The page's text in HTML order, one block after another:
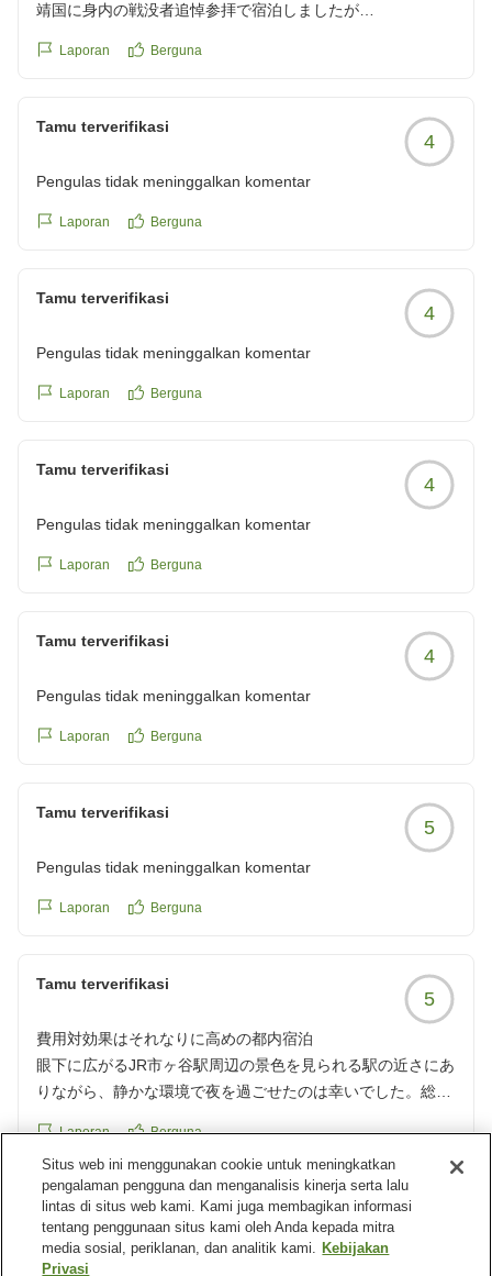
靖国に身内の戦没者追悼参拝で宿泊しましたが
母校も近く久しぶりに散策もして懐かしかったです
Laporan Berguna
Tamu terverifikasi
4
Pengulas tidak meninggalkan komentar
Laporan Berguna
Tamu terverifikasi
4
Pengulas tidak meninggalkan komentar
Laporan Berguna
Tamu terverifikasi
4
Pengulas tidak meninggalkan komentar
Laporan Berguna
Tamu terverifikasi
4
Pengulas tidak meninggalkan komentar
Laporan Berguna
Tamu terverifikasi
5
Pengulas tidak meninggalkan komentar
Laporan Berguna
Tamu terverifikasi
5
費用対効果はそれなりに高めの都内宿泊
眼下に広がるJR市ヶ谷駅周辺の景色を見られる駅の近さにあ
りながら、静かな環境で夜を過ごせたのは幸いでした。総武
だ、従業員の皆さんのうち、未だにマスクを着用している方
が居るのはとても残念でした。向こうの発音が聞き取りにく
く、コミュニケーションが取りにくかったです。
クチコミの詳細はこちらから
Laporan Berguna
Tamu terverifikasi
Pengulas tidak meninggalkan komentar
Situs web ini menggunakan cookie untuk meningkatkan
pengalaman pengguna dan menganalisis kinerja serta lalu
lintas di situs web kami. Kami juga membagikan informasi
tentang penggunaan situs kami oleh Anda kepada mitra
media sosial, periklanan, dan analitik kami. Kebijakan
Privasi